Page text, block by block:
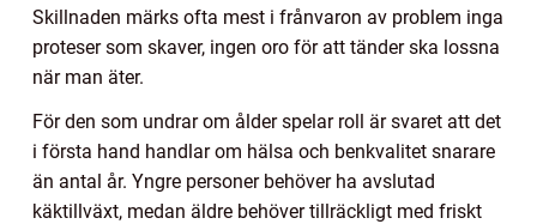
Skillnaden märks ofta mest i frånvaron av problem inga
proteser som skaver, ingen oro för att tänder ska lossna
när man äter.
För den som undrar om ålder spelar roll är svaret att det
i första hand handlar om hälsa och benkvalitet snarare
än antal år. Yngre personer behöver ha avslutad
käktillväxt, medan äldre behöver tillräckligt med friskt